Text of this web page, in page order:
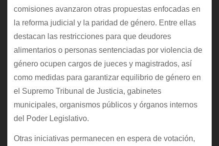
comisiones avanzaron otras propuestas enfocadas en
la reforma judicial y la paridad de género. Entre ellas
destacan las restricciones para que deudores
alimentarios o personas sentenciadas por violencia de
género ocupen cargos de jueces y magistrados, así
como medidas para garantizar equilibrio de género en
el Supremo Tribunal de Justicia, gabinetes
municipales, organismos públicos y órganos internos
del Poder Legislativo.
Otras iniciativas permanecen en espera de votación,